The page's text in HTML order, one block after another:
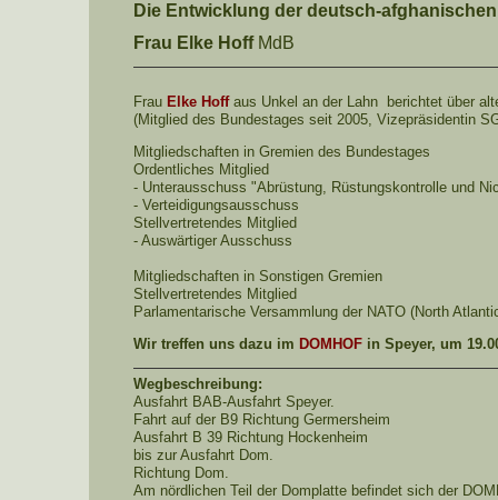
Die Entwicklung der deutsch-
Frau Elke Hoff MdB
Frau Elke Hoffaus Unkel an der Lahn berichtet über
(Mitglied des Bundestages seit 2005, Vizepräsidentin
Mitgliedschaften in Gremien des Bundestages
Ordentliches Mitglied
- Unterausschuss "Abrüstung, Rüstungskontrolle und
- Verteidigungsausschuss
Stellvertretendes Mitglied
- Auswärtiger Ausschuss
Mitgliedschaften in Sonstigen Gremien
Stellvertretendes Mitglied
Parlamentarische Versammlung der NATO (North
Wir treffen uns dazu im DOMHOF in Speyer, um
Wegbeschreibung:
Ausfahrt BAB-Ausfahrt Speyer.
Fahrt auf der B9 Richtung Germersheim
Ausfahrt B 39 Richtung Hockenheim
bis zur Ausfahrt Dom.
Richtung Dom.
Am nördlichen Teil der Domplatte befindet sich der